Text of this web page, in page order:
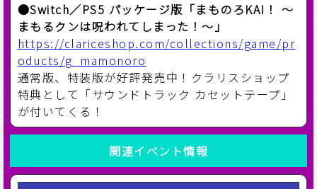
●Switch／PS5 パッケージ版「まものろKAI！ ～
まもるクンは呪われてしまった！～」
https://clariceshop.com/collections/game/pr
oducts/g_mamonoro
通常版、特装版が好評発売中！クラリスショップ
特典として「サウンドトラック カセットテープ」
が付いてくる！
関連イベント情報